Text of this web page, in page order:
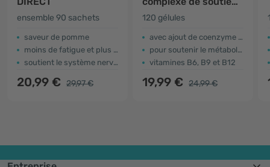
ensemble 90 sachets
saveur de pomme
moins de fatigue et plus de résistance
soutient le système nerveux
20,99 € 29,97 €
au métabolisme
120 gélules
avec ajout de coenzyme Q10
pour soutenir le métabolisme
vitamines B6, B9 et B12
19,99 € 24,99 €